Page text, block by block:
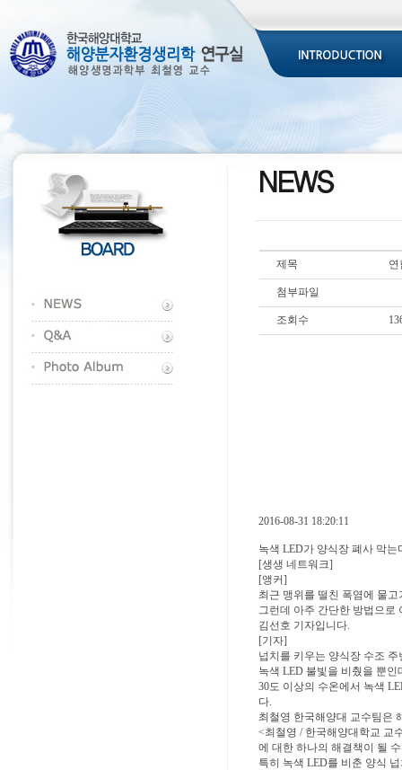
제목 연
첨부파일
조회수
2016-08-31 18:20:11
녹색 LED가 양식장 폐사 막는
[생생 네트워크]
[앵커]
최근 맹위를 떨친 폭염에 물
그런데 아주 간단한 방법으로
김선호 기자입니다.
[기자]
넙치를 키우는 양식장 수조
녹색 LED 불빛을 비췄을 뿐
30도 이상의 수온에서 녹색
다.
최철영 한국해양대 교수팀은
<최철영 / 한국해양대학교 교
에 대한 하나의 해결책이 될
특히 녹색 LED를 비춘 양식